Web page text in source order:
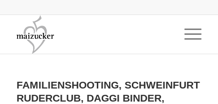
FAMILIENSHOOTING, SCHWEINFURT
RUDERCLUB, DAGGI BINDER,